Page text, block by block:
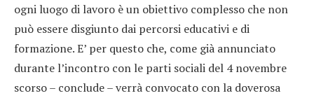
ogni luogo di lavoro è un obiettivo complesso che non
può essere disgiunto dai percorsi educativi e di
formazione. E’ per questo che, come già annunciato
durante l’incontro con le parti sociali del 4 novembre
scorso – conclude – verrà convocato con la doverosa